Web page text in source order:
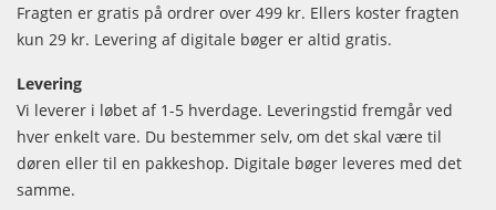
Fragten er gratis på ordrer over 499 kr. Ellers koster fragten
kun 29 kr. Levering af digitale bøger er altid gratis.
Levering
Vi leverer i løbet af 1-5 hverdage. Leveringstid fremgår ved
hver enkelt vare. Du bestemmer selv, om det skal være til
døren eller til en pakkeshop. Digitale bøger leveres med det
samme.